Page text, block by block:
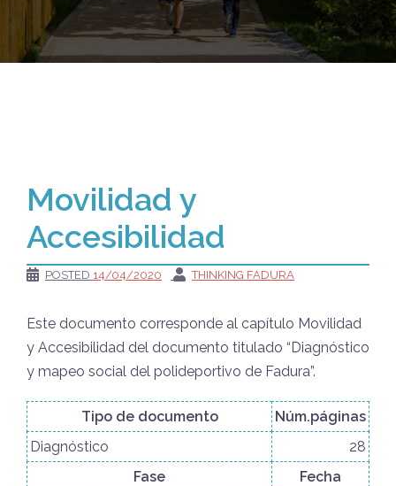
Movilidad y
Accesibilidad
POSTED 14/04/2020 THINKING FADURA
Este documento corresponde al capítulo Movilidad
y Accesibilidad del documento titulado “Diagnóstico
y mapeo social del polideportivo de Fadura”.
Tipo de documento
Núm.páginas
Diagnóstico
28
Fase
Fecha